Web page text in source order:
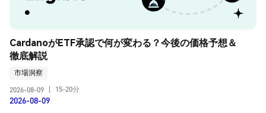
CardanoがETF承認で何が変わる？今後の価格予想＆
徹底解説
市場洞察
2026-08-09
15-20分
2026-08-09